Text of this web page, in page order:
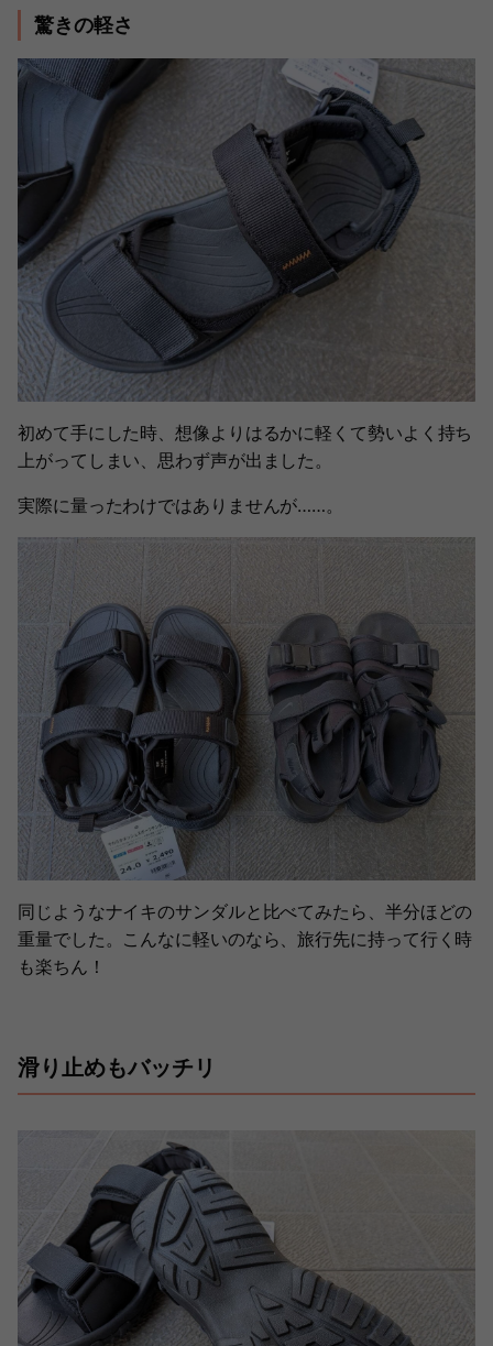
驚きの軽さ
初めて手にした時、想像よりはるかに軽くて勢いよく持ち
上がってしまい、思わず声が出ました。
実際に量ったわけではありませんが……。
同じようなナイキのサンダルと比べてみたら、半分ほどの
重量でした。こんなに軽いのなら、旅行先に持って行く時
も楽ちん！
滑り止めもバッチリ